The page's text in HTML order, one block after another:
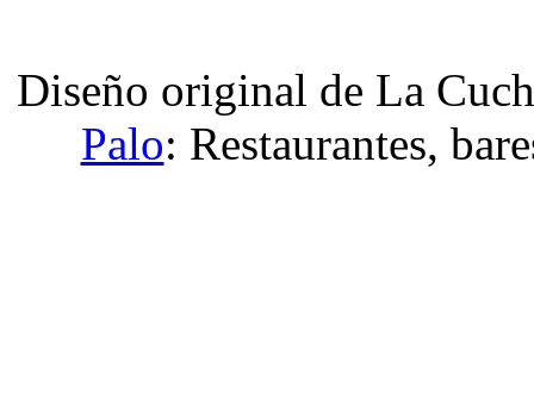
Diseño original de La
Palo: Restaurantes,